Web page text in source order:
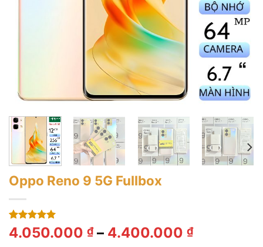
Oppo Reno 9 5G Fullbox
5.00trên 5
dựa trên
1
4.050.000 ₫ – 4.400.000 ₫Khoảng